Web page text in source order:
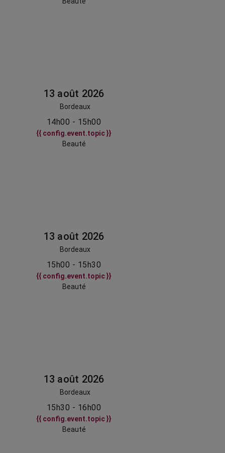
13 août 2026
Bordeaux
14h00 - 15h00
{{ config.event.topic }}
Beauté
13 août 2026
Bordeaux
15h00 - 15h30
{{ config.event.topic }}
Beauté
13 août 2026
Bordeaux
15h30 - 16h00
{{ config.event.topic }}
Beauté